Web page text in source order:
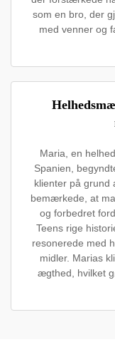
som en bro, der
med venner og
Maria, en
Spanien,
klienter på grund
bemærkede, at
og forbedret
Teens rige
resonerede med
midler. Marias
ægthed, hvilket